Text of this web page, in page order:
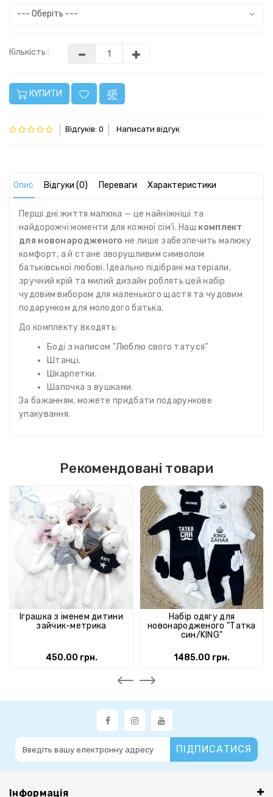
Кількість :
КУПИТИ
Відгуків: 0 Написати відгук
Опис Відгуки (0) Переваги Характеристики
Перші дні життя малюка — це найніжніші та
найдорожчі моменти для кожної сім’ї. Наш комплект
для новонародженого не лише забезпечить малюку
комфорт, а й стане зворушливим символом
батьківської любові. Ідеально підібрані матеріали,
зручний крій та милий дизайн роблять цей набір
чудовим вибором для маленького щастя та чудовим
подарунком для молодого батька.
До комплекту входять:
Боді з написом "Люблю свого татуся"
Штанці.
Шкарпетки.
Шапочка з вушками.
За бажанням, можете придбати подарункове
упакування.
Рекомендовані товари
Іграшка з іменем дитини
зайчик-метрика
450.00 грн.
Набір одягу для
новонародженого "Татка
син/KING"
1485.00 грн.
ПІДПИСАТИСЯ
Інформація